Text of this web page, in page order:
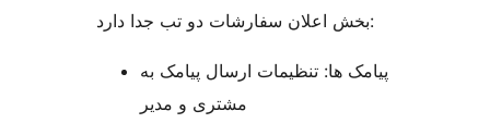
بخش اعلان سفارشات دو تب جدا دارد:
پیامک ها: تنظیمات ارسال پیامک به
مشتری و مدیر